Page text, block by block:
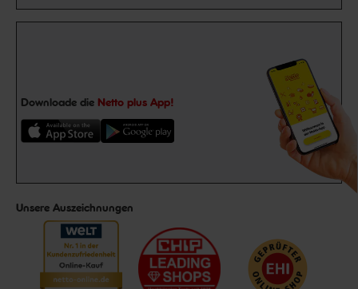
Downloade die Netto plus App!
Unsere Auszeichnungen